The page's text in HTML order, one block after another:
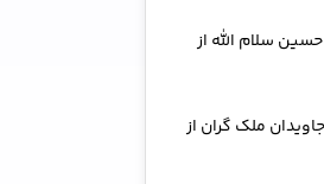
سلام الله از
ملک گران از